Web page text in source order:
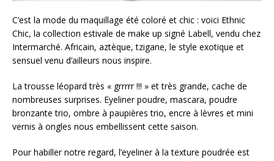
C’est la mode du maquillage été coloré et chic : voici Ethnic
Chic, la collection estivale de make up signé Labell, vendu chez
Intermarché. Africain, aztèque, tzigane, le style exotique et
sensuel venu d’ailleurs nous inspire.
La trousse léopard très « grrrrr !!! » et très grande, cache de
nombreuses surprises. Eyeliner poudre, mascara, poudre
bronzante trio, ombre à paupières trio, encre à lèvres et mini
vernis à ongles nous embellissent cette saison.
Pour habiller notre regard, l’eyeliner à la texture poudrée est